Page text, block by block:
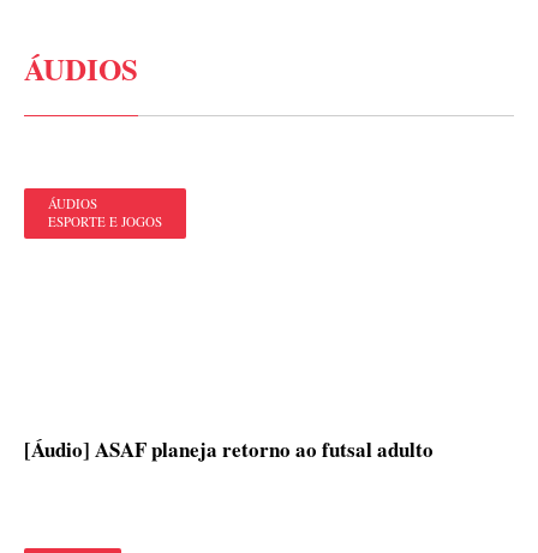
ÁUDIOS
ÁUDIOS
ESPORTE E JOGOS
[Áudio] ASAF planeja retorno ao futsal adulto